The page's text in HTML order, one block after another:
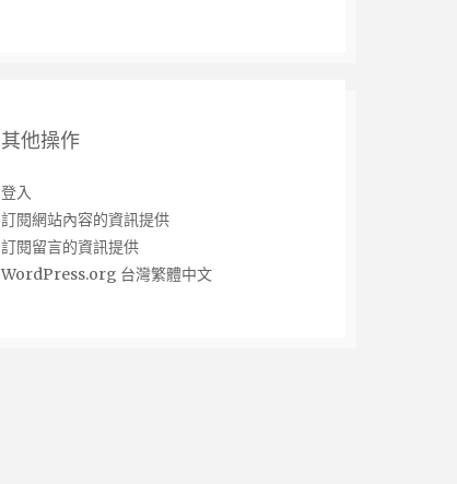
其他操作
登入
訂閱網站內容的資訊提供
訂閱留言的資訊提供
WordPress.org 台灣繁體中文